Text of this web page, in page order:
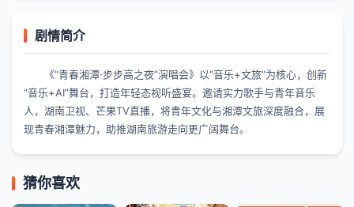
剧情简介
《“青春湘潭·步步高之夜”演唱会》以“音乐+文旅”为核心，创新
“音乐+AI”舞台，打造年轻态视听盛宴。邀请实力歌手与青年音乐
人，湖南卫视、芒果TV直播，将青年文化与湘潭文旅深度融合，展
现青春湘潭魅力，助推湖南旅游走向更广阔舞台。
猜你喜欢